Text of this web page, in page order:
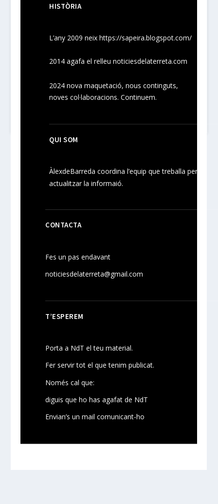
HISTÒRIA
L’any 2009 neixhttps://sapeira.blogspot.com/
2014 agafa el relleu noticiesdelaterreta.com
2024nova maquetació, nouscontinguts,
novescol·laboracions. Continuem.
QUI SOM
ÀlexdeBarreda coordina l’equip que treballa per
actualitzar la informaió.
CONTACTA
Fes un pas endavant
noticiesdelaterreta@gmail.com
T’ESPEREM
Porta a NdT el teu material.
Fer servir tot el que tenim publicat.
Només cal que:
diguis que ho has agafat de NdT
Envian’s un mail comunicant-ho